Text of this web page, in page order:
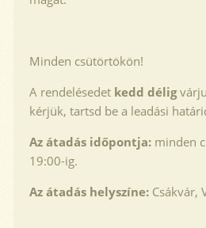
Minden csütörtökön!
A rendelésedet kedd délig
kérjük, tartsd be a leadási
Az átadás időpontja: minden
19:00-ig.
Az átadás helyszíne: Csákvár,